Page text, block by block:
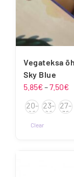
Vegateksa
Sky Blue
5.85€ –7.50€
20-
22
23-
26
27-
30
Clear